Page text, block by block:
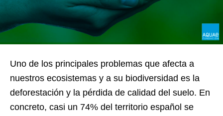
Uno de los principales problemas que afecta a
nuestros ecosistemas y a su biodiversidad es la
deforestación y la pérdida de calidad del suelo. En
concreto, casi un 74% del territorio español se